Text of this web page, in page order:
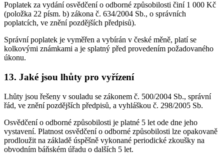
Poplatek za vydání osvědčení o odborné způsobilosti činí 1 000 Kč
(položka 22 písm. b) zákona č. 634/2004 Sb., o správních
poplatcích, ve znění pozdějších předpisů).
Správní poplatek je vyměřen a vybírán v české měně, platí se
kolkovými známkami a je splatný před provedením požadovaného
úkonu.
13. Jaké jsou lhůty pro vyřízení
Lhůty jsou řešeny v souladu se zákonem č. 500/2004 Sb., správní
řád, ve znění pozdějších předpisů, a vyhláškou č. 298/2005 Sb.
Osvědčení o odborné způsobilosti je platné 5 let ode dne jeho
vystavení. Platnost osvědčení o odborné způsobilosti lze opakovaně
prodloužit na základě úspěšně vykonané periodické zkoušky na
obvodním báňském úřadu o dalších 5 let.